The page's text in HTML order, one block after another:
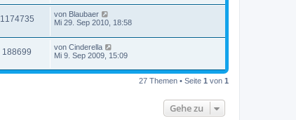
1174735 von Blaubaer
Mi 29. Sep 2010, 18:58
188699 von Cinderella
Mi 9. Sep 2009, 15:09
27 Themen • Seite 1 von 1
Gehe zu